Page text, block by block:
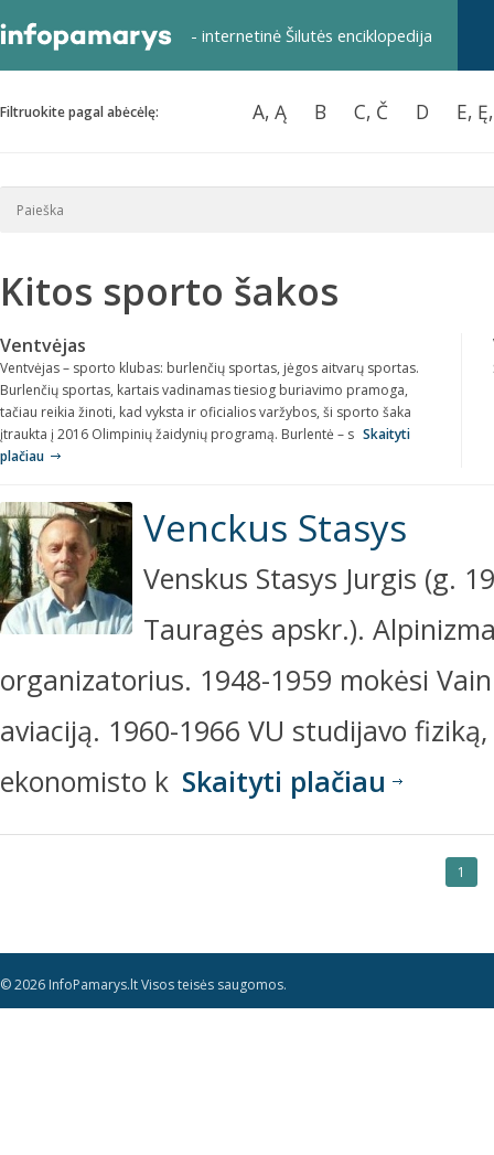
- internetinė Šilutės enciklopedija
Filtruokite pagal abėcėlę: A, Ą B C, Č D E,
Kitos sporto šakos
Ventvėjas
Ventvėjas – sporto klubas: burlenčių sportas, jėgos aitvarų sportas.
Burlenčių sportas, kartais vadinamas tiesiog buriavimo pramoga,
tačiau reikia žinoti, kad vyksta ir oficialios varžybos, ši sporto šaka
įtraukta į 2016 Olimpinių žaidynių programą. Burlentė – s Skaityti
plačiau
Venckus Stasys
Venskus Stasys Jurgis (g.
Tauragės apskr.).
organizatorius. 1948-1959 mokėsi
aviaciją. 1960-1966 VU studijavo
ekonomisto k Skaityti plačiau
1
© 2026 InfoPamarys.lt Visos teisės saugomos.